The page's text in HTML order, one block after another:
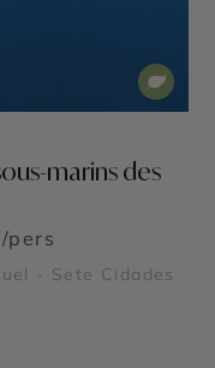
marins des
/pers
- Sete Cidades